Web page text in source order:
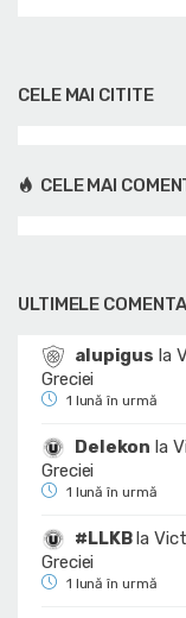
CELE MAI CITITE
CELE MAI
ULTIMELE
alupigus la
Greciei
1 lună în urmă
Delekon la
Greciei
1 lună în urmă
#LLKBla
Greciei
1 lună în urmă